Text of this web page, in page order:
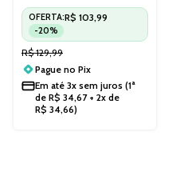
2808330
OFERTA:R$ 103,99
-20%
R$129,99
Pague no Pix
Em até 3x sem juros (1ª
de R$ 34,67+ 2x de
R$ 34,66)